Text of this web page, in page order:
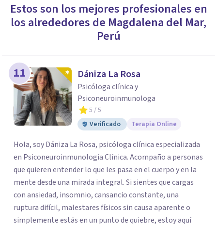
Estos son los mejores profesionales en
los alrededores de Magdalena del Mar,
Perú
11 Dániza La Rosa
Psicóloga clínica y
Psiconeuroinmunologa
5 / 5
Verificado
Terapia Online
Hola, soy Dániza La Rosa, psicóloga clínica especializada
en Psiconeuroinmunología Clínica. Acompaño a personas
que quieren entender lo que les pasa en el cuerpo y en la
mente desde una mirada integral. Si sientes que cargas
con ansiedad, insomnio, cansancio constante, una
ruptura difícil, malestares físicos sin causa aparente o
simplemente estás en un punto de quiebre, estoy aquí